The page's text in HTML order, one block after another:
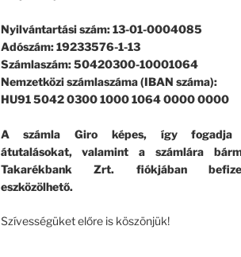
Nyilvántartási szám: 13-01-0004085
Adószám: 19233576-1-13
Számlaszám: 50420300-10001064
Nemzetközi számlaszáma (IBAN száma):
HU91 5042 0300 1000 1064 0000 0000
A számla Giro képes, így fogadja
átutalásokat, valamint a számlára
Takarékbank Zrt. fiókjában
eszközölhető.
Szívességüket előre is köszönjük!